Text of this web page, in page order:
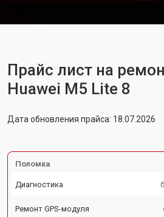
Прайс лист на
Huawei M5 Lite 8
Дата обновления прайса: 18.07.2026
Поломка
Диагностика
Ремонт GPS-модуля